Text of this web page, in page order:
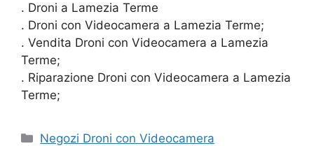
. Droni a Lamezia Terme
. Droni con Videocamera a Lamezia Terme;
. Vendita Droni con Videocamera a Lamezia
Terme;
. Riparazione Droni con Videocamera a Lamezia
Terme;
Categorie
Negozi Droni con Videocamera